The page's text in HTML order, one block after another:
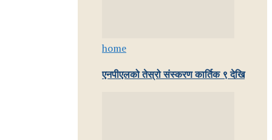
home
एनपीएलको तेस्रो संस्करण कार्तिक ९ देखि